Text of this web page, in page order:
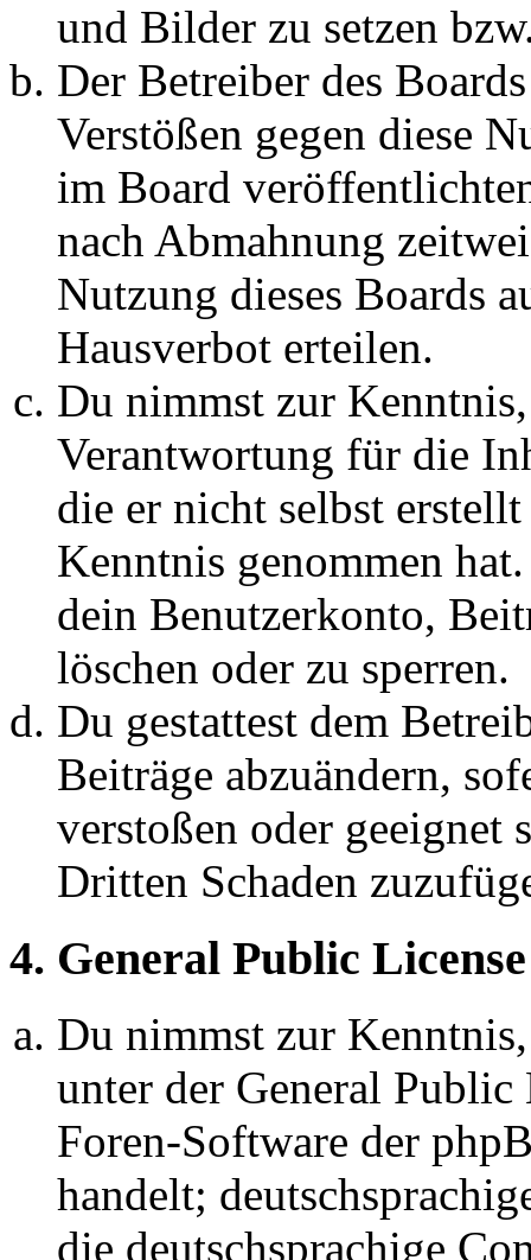
und Bilder zu setzen
Der Betreiber des
Verstößen gegen diese
im Board
nach Abmahnung
Nutzung dieses Boards
Hausverbot erteilen.
Du nimmst zur
Verantwortung für die
die er nicht selbst
Kenntnis genommen
dein Benutzerkonto,
löschen oder zu sperren.
Du gestattest dem
Beiträge abzuändern,
verstoßen oder geeignet
Dritten Schaden
4. General Public License
Du nimmst zur
unter der General
Foren-Software der
handelt;
die deutschsprachige